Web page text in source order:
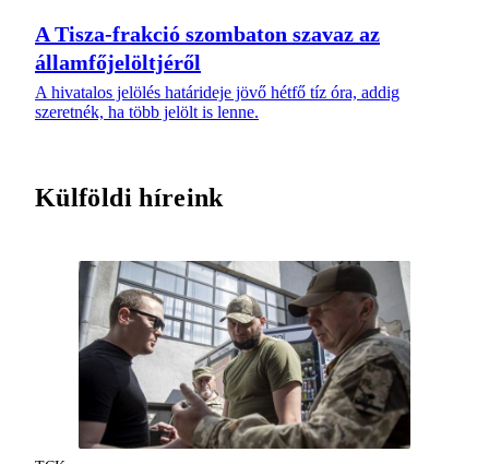
A Tisza-frakció szombaton szavaz az
államfőjelöltjéről
A hivatalos jelölés határideje jövő hétfő tíz óra, addig
szeretnék, ha több jelölt is lenne.
Külföldi híreink